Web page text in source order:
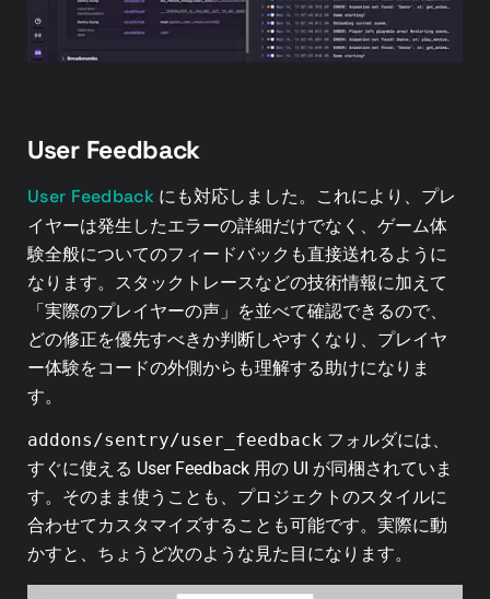
User Feedback
User Feedback にも対応しました。これにより、プレ
イヤーは発生したエラーの詳細だけでなく、ゲーム体
験全般についてのフィードバックも直接送れるように
なります。スタックトレースなどの技術情報に加えて
「実際のプレイヤーの声」を並べて確認できるので、
どの修正を優先すべきか判断しやすくなり、プレイヤ
ー体験をコードの外側からも理解する助けになりま
す。
addons/sentry/user_feedback フォルダには、
すぐに使える User Feedback 用の UI が同梱されていま
す。そのまま使うことも、プロジェクトのスタイルに
合わせてカスタマイズすることも可能です。実際に動
かすと、ちょうど次のような見た目になります。